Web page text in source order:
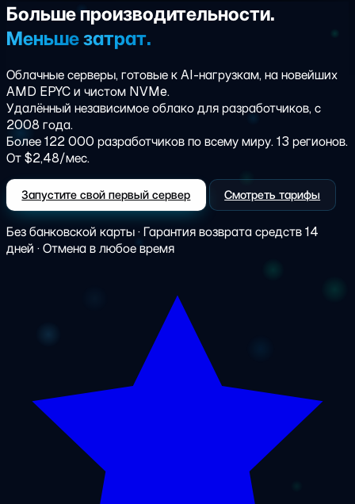
Большепроизводительности.
Меньшезатрат.
Облачные серверы, готовые к AI-нагрузкам, на новейших
AMD EPYC и чистом NVMe.
Удалённый независимое облако для разработчиков, с
2008 года.
Более 122 000 разработчиков по всему миру. 13 регионов.
От $2,48/мес.
Запустите свой первый сервер Смотреть тарифы
Без банковской карты · Гарантия возврата средств 14
дней · Отмена в любое время